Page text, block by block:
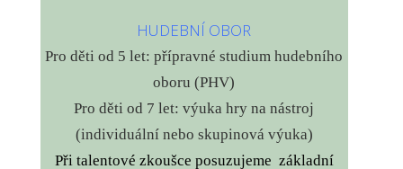
HUDEBNÍ OBOR
Pro děti od 5 let: přípravné studium hudebního
oboru (PHV)
Pro děti od 7 let: výuka hry na nástroj
(individuální nebo skupinová výuka)
Při talentové zkoušce posuzujeme základní